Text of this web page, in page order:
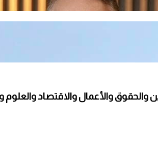
والأعمال والاقتصاد والعلوم